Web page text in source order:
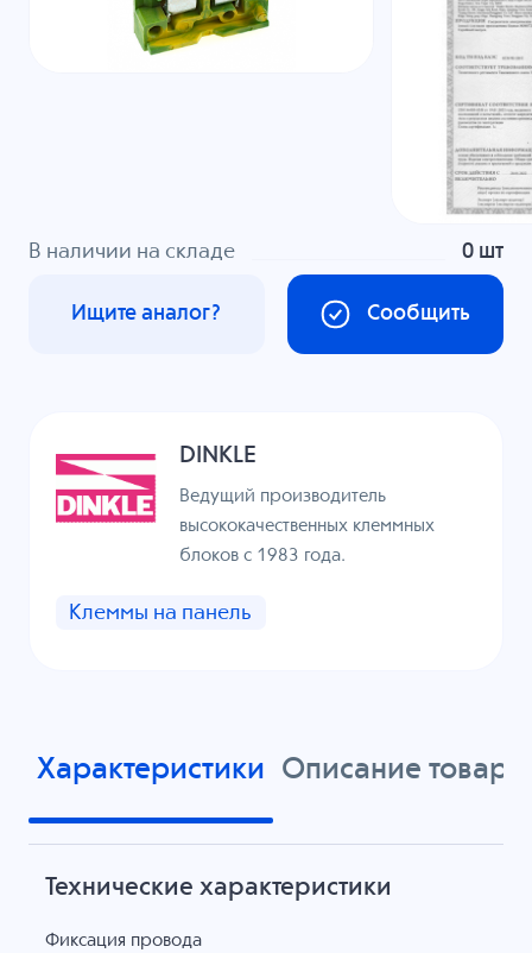
В наличии на складе 0 шт
Сообщить
Ищите аналог?
DINKLE
Ведущий производитель
высококачественных клеммных
блоков с 1983 года.
Клеммы на панель
Характеристики Описание товара
Технические характеристики
Фиксация провода